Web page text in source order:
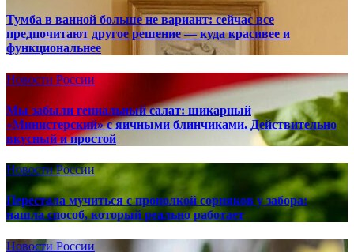
Тумба в ванной больше не вариант: сейчас все
предпочитают другое решение — куда красивее и
функциональнее
Новости России
Мы забыли гениальный салат: шикарный
«Министерский» с яичными блинчиками. Действительно
вкусный и простой
Новости России
Перестала мучиться с прополкой сорняков у забора:
нашла способ, который реально работает
Новости России